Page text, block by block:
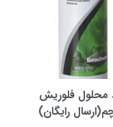
محلول فلوریش
رایگان)